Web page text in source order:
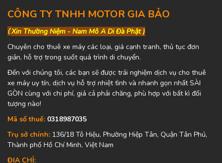
CÔNG TY TNHH MOTOR GIA BẢO
(Xin Thường Niệm - Nam Mô A Di Đà Phật )
Chuyên cho thuê xe máy các loại, giá cạnh tranh, thủ tục đơn
giản, hỗ trợ trong suốt quá trình di chuyển.
Đến với chúng tôi, các bạn sẽ được trải nghiệm dịch vụ cho thuê
xe máy uy tín, dịch vụ hỗ trợ nhiệt tình và nhanh gọn nhất SÀI
GÒN cùng với chi phí, giá cả phải chăng, phù hợp với bất kì đối
tượng nào!
Mã số thuế: 0318987035
Trụ sở chính: 136/18 Tô Hiệu, Phường Hiệp Tân, Quận Tân Phú,
Thành phố Hồ Chí Minh, Việt Nam
ĐỊA CHỈ: